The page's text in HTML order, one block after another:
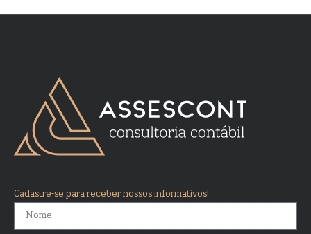
Cadastre-se para receber nossos informativos!